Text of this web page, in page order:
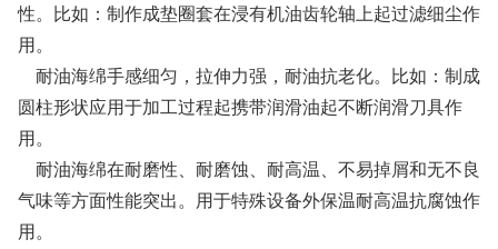
性。比如：制作成垫圈套在浸有机油齿轮轴上起过滤细尘作
用。
耐油海绵手感细匀，拉伸力强，耐油抗老化。比如：制成
圆柱形状应用于加工过程起携带润滑油起不断润滑刀具作
用。
耐油海绵在耐磨性、耐磨蚀、耐高温、不易掉屑和无不良
气味等方面性能突出。用于特殊设备外保温耐高温抗腐蚀作
用。